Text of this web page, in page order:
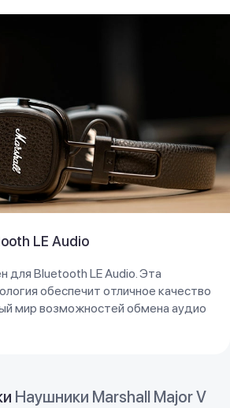
LE Audio
для Bluetooth LE Audio. Эта
обеспечит отличное качество
мир возможностей обмена аудио
Наушники Marshall Major V